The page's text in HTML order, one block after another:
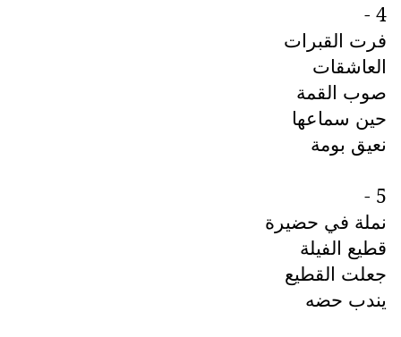
4 -
فرت القبرات
العاشقات
صوب القمة
حين سماعها
نعيق بومة
5 -
نملة في حضيرة
قطيع الفيلة
جعلت القطيع
يندب حضه